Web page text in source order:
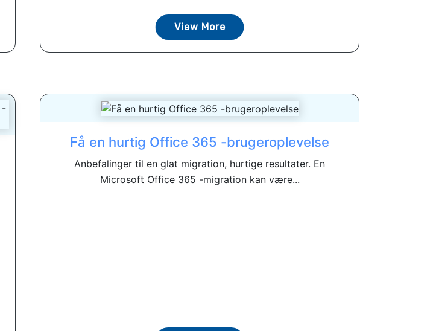
View More
Få en hurtig Office 365 -brugeroplevelse
Anbefalinger til en glat migration, hurtige resultater. En
Microsoft Office 365 -migration kan være...